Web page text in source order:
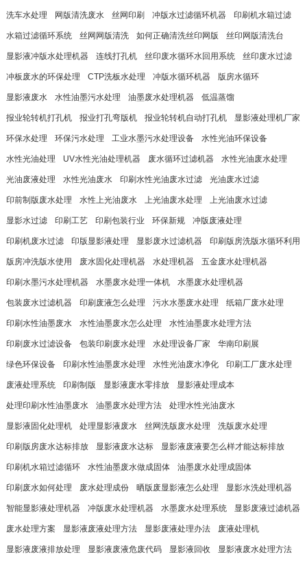
洗车水处理 网版清洗废水 丝网印刷 冲版水过滤循环机器 印刷机水箱过滤
水箱过滤循环系统 丝网网版清洗 如何正确清洗丝印网版 丝印网版清洗台
显影液冲版水处理机器 连线打孔机 丝印废水循环水回用系统 丝印废水过滤
冲板废水的环保处理 CTP洗板水处理 冲版水循环机器 版房水循环
显影液废水 水性油墨污水处理 油墨废水处理机器 低温蒸馏
报业轮转机打孔机 报业打孔弯版机 报业轮转机自动打孔机 显影液处理机厂家
环保水处理 环保污水处理 工业水墨污水处理设备 水性光油环保设备
水性光油处理 UV水性光油处理机器 废水循环过滤机器 水性光油废水处理
光油废液处理 水性光油废水 印刷水性光油废水过滤 光油废水过滤
印前制版废水处理 水性上光油废水 上光油废水处理 上光油废水过滤
显影水过滤 印刷工艺 印刷包装行业 环保新规 冲版废液处理
印刷机废水过滤 印版显影液处理 显影废水过滤机器 印刷版房洗版水循环利用
版房冲洗版水使用 废水固化处理机器 水处理机器 五金废水处理机器
印刷水墨污水处理机器 水墨废水处理一体机 水墨废水处理机器
包装废水过滤机器 印刷废液怎么处理 污水水墨废水处理 纸箱厂废水处理
印刷水性油墨废水 水性油墨废水怎么处理 水性油墨废水处理方法
印刷废水过滤设备 包装印刷废水处理 水处理设备厂家 华南印刷展
绿色环保设备 印刷水性油墨废水处理 水性光油废水净化 印刷工厂废水处理
废液处理系统 印刷制版 显影液废水零排放 显影液处理成本
处理印刷水性油墨废水 油墨废水处理方法 处理水性光油废水
显影液固化处理机 处理显影液废水 丝网洗版废水处理 洗版废水处理
印刷版房废水达标排放 显影液废水达标 显影液废液要怎么样才能达标排放
印刷机水箱过滤循环 水性油墨废水做成固体 油墨废水处理成固体
印刷废水如何处理 废水处理成份 晒版废显影液怎么处理 显影水洗处理机器
智能显影液处理机器 冲版废水处理机器 水墨废水处理系统 显影废液过滤机器
废水处理方案 显影液废液处理方法 显影废液处理办法 废液处理机
显影液废液排放处理 显影液废液危废代码 显影液回收 显影液废水处理方法